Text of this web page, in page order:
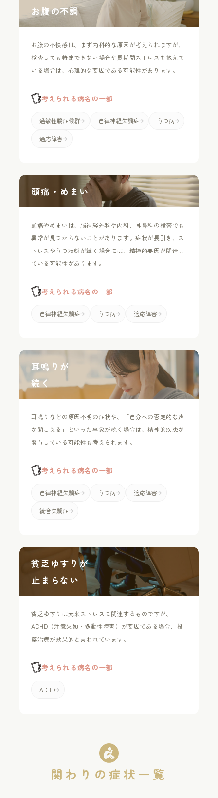
お腹の不快感は、まず内科的な原因が考えられますが、
検査しても特定できない場合や長期間ストレスを抱えて
いる場合は、心理的な要因である可能性があります。
考えられる病名の一部
過敏性腸症候群 自律神経失調症 うつ病
適応障害
お腹の不調
頭痛やめまいは、脳神経外科や内科、耳鼻科の検査でも
異常が見つからないことがあります。症状が長引き、ス
トレスやうつ状態が続く場合には、精神的要因が関連し
ている可能性があります。
考えられる病名の一部
自律神経失調症 うつ病 適応障害
頭痛・めまい
耳鳴りなどの原因不明の症状や、「自分への否定的な声
が聞こえる」といった事象が続く場合は、精神的疾患が
関与している可能性も考えられます。
考えられる病名の一部
自律神経失調症 うつ病 適応障害
統合失調症
耳鳴りが
続く
貧乏ゆすりは元来ストレスに関連するものですが、
ADHD（注意欠如・多動性障害）が要因である場合、投
薬治療が効果的と言われています。
考えられる病名の一部
ADHD
貧乏ゆすりが
止まらない
関わりの 症状一覧